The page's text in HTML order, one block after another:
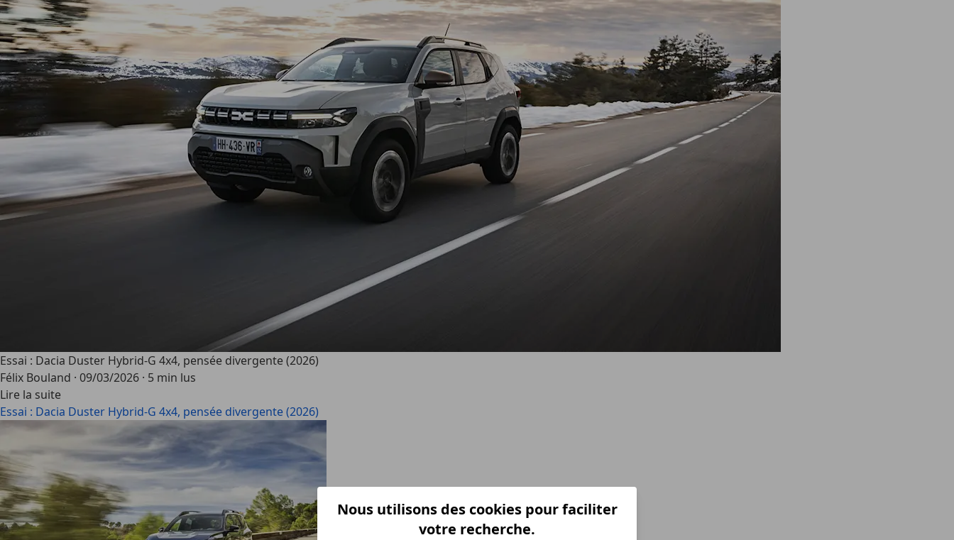
Essai : Dacia Duster Hybrid-G 4x4, pensée divergente (2026)
Félix Bouland · 09/03/2026 · 5 min lus
Lire la suite
Essai : Dacia Duster Hybrid-G 4x4, pensée divergente (2026)
Nous utilisons des cookies pour faciliter
votre recherche.